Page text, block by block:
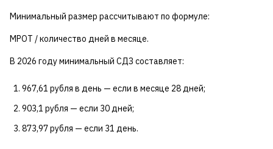
Минимальный размер рассчитывают по формуле:
МРОТ / количество дней в месяце.
В 2026 году минимальный СДЗ составляет:
967,61 рубля в день — если в месяце 28 дней;
903,1 рубля — если 30 дней;
873,97 рубля — если 31 день.